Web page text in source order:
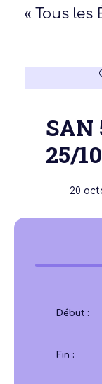
« Tous les
SAN
25/
20
Début :
Fin :